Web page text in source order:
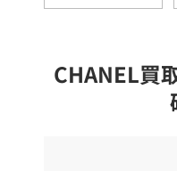
CHANEL買